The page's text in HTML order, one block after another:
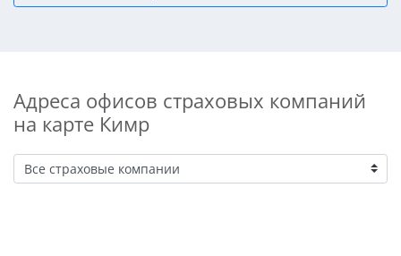
Адреса офисов страховых компаний
на карте Кимр